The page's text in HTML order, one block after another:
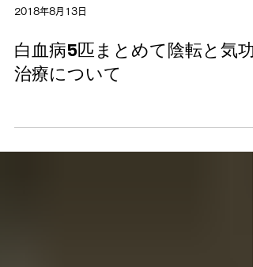
2018年8月13日
白血病5匹まとめて陰転と気功